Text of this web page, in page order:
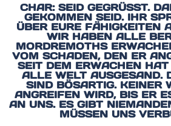
CHAR: SEID GEGRÜSST.
EKOMMEN SEID. IHR
BER EURE FÄHIGKEITEN
IR HABEN ALLE
ORDREMOTHS ERWACHEN
OM SCHADEN, DEN ER
EIT DEM ERWACHEN HAT
LLE WELT AUSGESAND.
IND BÖSARTIG. KEINER
GREIFEN WIRD, BIS ER ES
UNS. ES GIBT NIEMANDEN
SSEN UNS